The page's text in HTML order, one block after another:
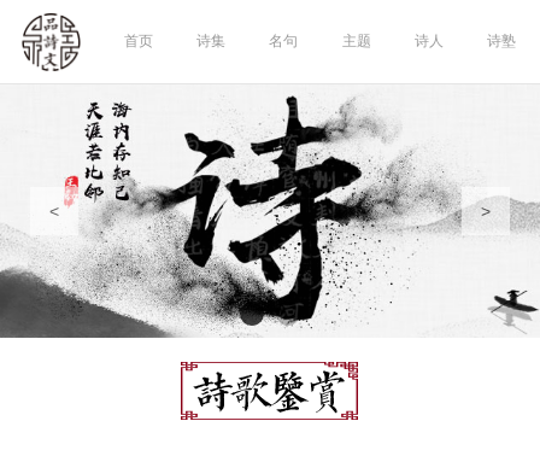
首页 诗集 名句 主题 诗人 诗塾
< >